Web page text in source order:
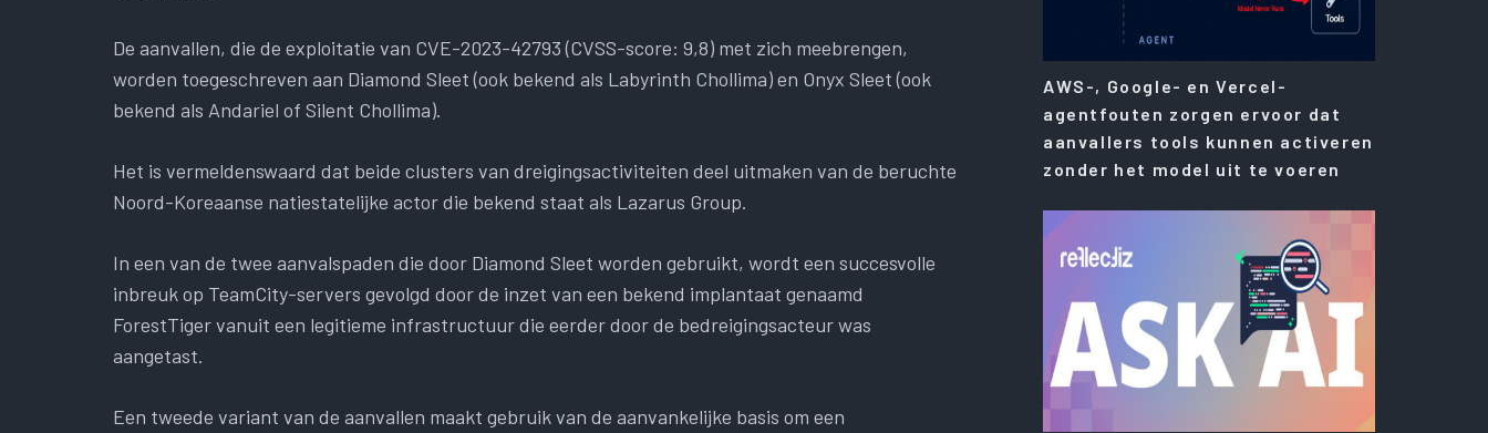
De aanvallen, die de exploitatie van CVE-2023-42793 (CVSS-score: 9,8) met zich meebrengen,
worden toegeschreven aan Diamond Sleet (ook bekend als Labyrinth Chollima) en Onyx Sleet (ook
bekend als Andariel of Silent Chollima).
Het is vermeldenswaard dat beide clusters van dreigingsactiviteiten deel uitmaken van de beruchte
Noord-Koreaanse natiestatelijke actor die bekend staat als Lazarus Group.
In een van de twee aanvalspaden die door Diamond Sleet worden gebruikt, wordt een succesvolle
inbreuk op TeamCity-servers gevolgd door de inzet van een bekend implantaat genaamd
ForestTiger vanuit een legitieme infrastructuur die eerder door de bedreigingsacteur was
aangetast.
Een tweede variant van de aanvallen maakt gebruik van de aanvankelijke basis om een ​​
AWS-, Google- en Vercel-
agentfouten zorgen ervoor dat
aanvallers tools kunnen activeren
zonder het model uit te voeren